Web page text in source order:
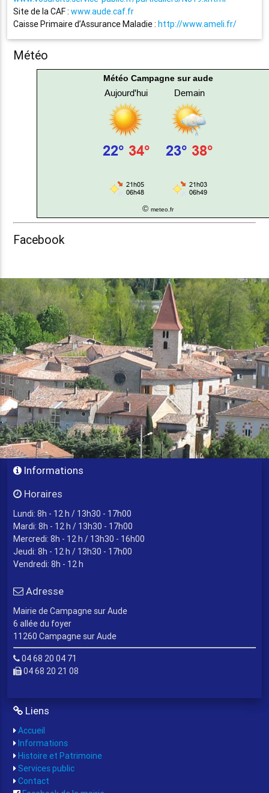
Site de la CAF :www.aude.caf.fr
Caisse Primaire d’Assurance Maladie : http://www.ameli.fr/
Météo
Météo Campagne sur aude
© meteo.fr
Facebook
Informations
Horaires
Lundi: 8h - 12 h / 13h30 - 17h00
Mardi: 8h - 12 h / 13h30 - 17h00
Mercredi: 8h - 12 h / 13h30 - 16h00
Jeudi: 8h - 12 h / 13h30 - 17h00
Vendredi: 8h - 12 h
Adresse
Mairie de Campagne sur Aude
6 allée du foyer
11260 Campagne sur Aude
04 68 20 04 71
04 68 20 21 08
Liens
Accueil
Informations
Histoire et Patrimoine
Services public
Contact